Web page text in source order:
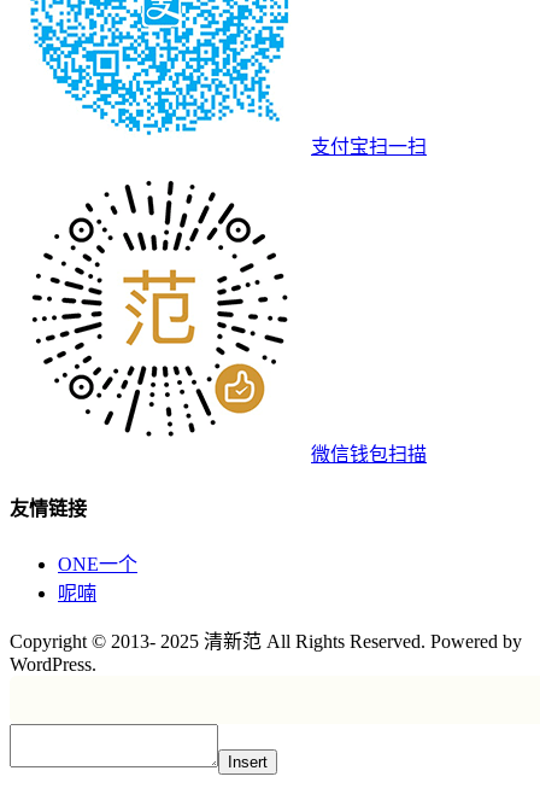
支付宝扫一扫
微信钱包扫描
友情链接
ONE一个
呢喃
Copyright © 2013- 2025 清新范 All Rights Reserved. Powered by
WordPress.
Insert